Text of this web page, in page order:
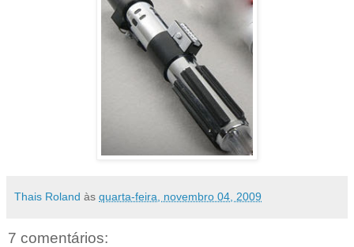
Thais Roland às quarta-feira, novembro 04, 2009
7 comentários: